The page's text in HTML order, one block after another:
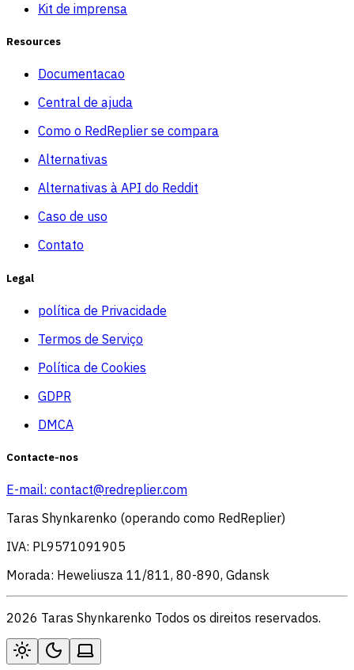
Kit de imprensa
Resources
Documentacao
Central de ajuda
Como o RedReplier se compara
Alternativas
Alternativas à API do Reddit
Caso de uso
Contato
Legal
política de Privacidade
Termos de Serviço
Política de Cookies
GDPR
DMCA
Contacte-nos
E-mail: contact@redreplier.com
Taras Shynkarenko (operando como RedReplier)
IVA: PL9571091905
Morada: Heweliusza 11/811, 80-890, Gdansk
2026 Taras Shynkarenko Todos os direitos reservados.